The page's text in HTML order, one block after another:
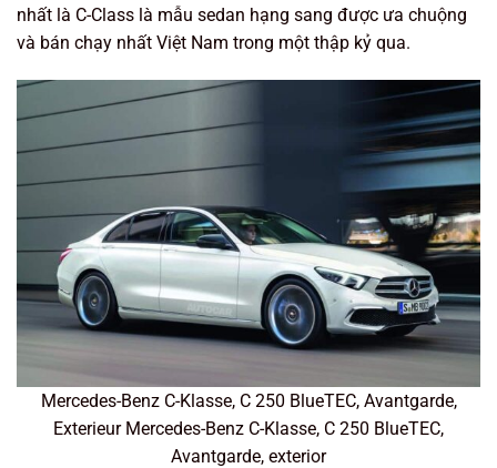
nhất là C-Class là mẫu sedan hạng sang được ưa chuộng
và bán chạy nhất Việt Nam trong một thập kỷ qua.
Mercedes-Benz C-Klasse, C 250 BlueTEC, Avantgarde,
Exterieur Mercedes-Benz C-Klasse, C 250 BlueTEC,
Avantgarde, exterior